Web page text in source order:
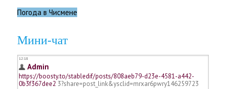
Погода в Чисмене
Мини-чат